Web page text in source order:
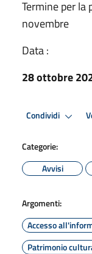
Termine per la
novembre
Data :
28 ottobre
Condividi
Categorie:
Avvisi
Argomenti:
Accesso
Patrimonio